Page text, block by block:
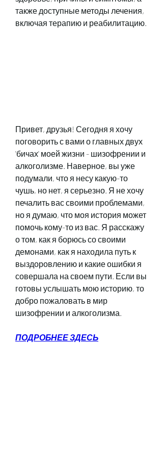
также доступные методы лечения,
включая терапию и реабилитацию.
Привет, друзья! Сегодня я хочу
поговорить с вами о главных двух
'бичах' моей жизни - шизофрении и
алкоголизме. Наверное, вы уже
подумали, что я несу какую-то
чушь, но нет, я серьезно. Я не хочу
печалить вас своими проблемами,
но я думаю, что моя история может
помочь кому-то из вас. Я расскажу
о том, как я борюсь со своими
демонами, как я находила путь к
выздоровлению и какие ошибки я
совершала на своем пути. Если вы
готовы услышать мою историю, то
добро пожаловать в мир
шизофрении и алкоголизма.
ПОДРОБНЕЕ ЗДЕСЬ